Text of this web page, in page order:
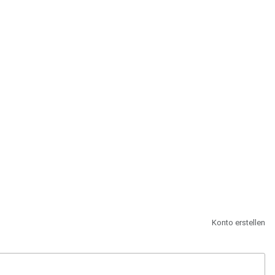
Konto erstellen